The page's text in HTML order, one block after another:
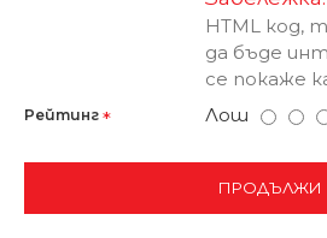
HTML код,
да бъде
се покаже
Рейтинг Лош
ПРОДЪЛЖИ